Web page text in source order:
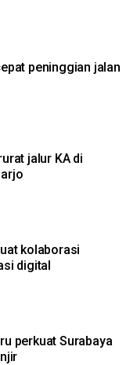
peninggian jalan
jalur KA di
kolaborasi
digital
perkuat Surabaya